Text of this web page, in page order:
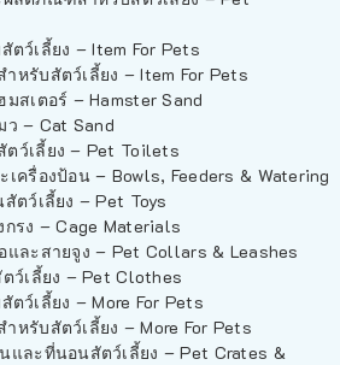
ตว์เลี้ยง – Item For Pets
ำหรับสัตว์เลี้ยง – Item For Pets
มสเตอร์ – Hamster Sand
ว – Cat Sand
ตว์เลี้ยง – Pet Toilets
เครื่องป้อน – Bowls, Feeders & Watering
ตว์เลี้ยง – Pet Toys
กรง – Cage Materials
และสายจูง – Pet Collars & Leashes
ตว์เลี้ยง – Pet Clothes
ตว์เลี้ยง – More For Pets
ำหรับสัตว์เลี้ยง – More For Pets
และที่นอนสัตว์เลี้ยง – Pet Crates &